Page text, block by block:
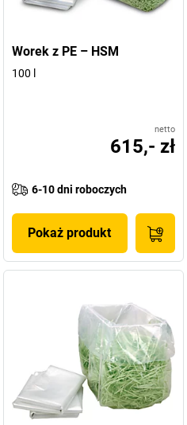
Worek z PE – HSM
100 l
netto
615,- zł
6-10 dni roboczych
Pokaż produkt